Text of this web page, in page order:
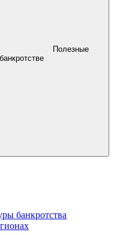
Полезные
банкротства